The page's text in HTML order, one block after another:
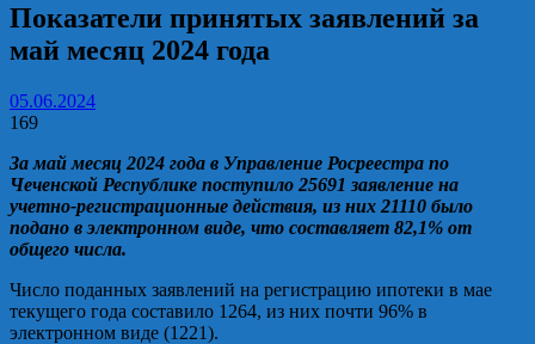
Показатели принятых заявлений за
май месяц 2024 года
05.06.2024
169
За май месяц 2024 года в Управление Росреестра по
Чеченской Республике поступило 25691 заявление на
учетно-регистрационные действия, из них 21110 было
подано в электронном виде, что составляет 82,1% от
общего числа.
Число поданных заявлений на регистрацию ипотеки в мае
текущего года составило 1264, из них почти 96% в
электронном виде (1221).